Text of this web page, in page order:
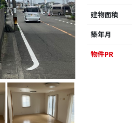
建物面積
築年月
物件PR